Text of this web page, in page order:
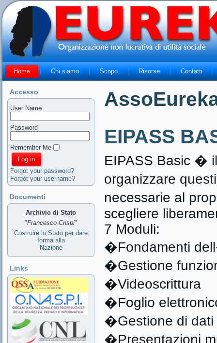
Home Chi siamo Scopo Risorse Contatti
Accesso
User Name
Password
Remember Me
Forgot your password?
Forgot your username?
Documenti
Archivio di Stato
"Francesco Crispi"
Costruire lo Stato per dare
forma alla
Nazione
Links
EIPASS
EIPASS Basic �
organizzare
necessarie al
scegliere
7 Moduli:
�Fondamenti
�Gestione
�Videoscrittura
�Foglio
�Gestione di dati
�Presentazioni